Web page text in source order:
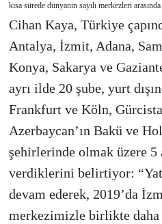
kısa sürede dünyanın sayılı merkezleri
Cihan Kaya, Türkiye
Antalya, İzmit, Adana,
Konya, Sakarya ve
ayrı ilde 20 şube, yurt
Frankfurt ve Köln,
Azerbaycan’ın Bakü ve
şehirlerinde olmak üzere 5
verdiklerini belirtiyor:
devam ederek, 2019’da
merkezimizle birlikte